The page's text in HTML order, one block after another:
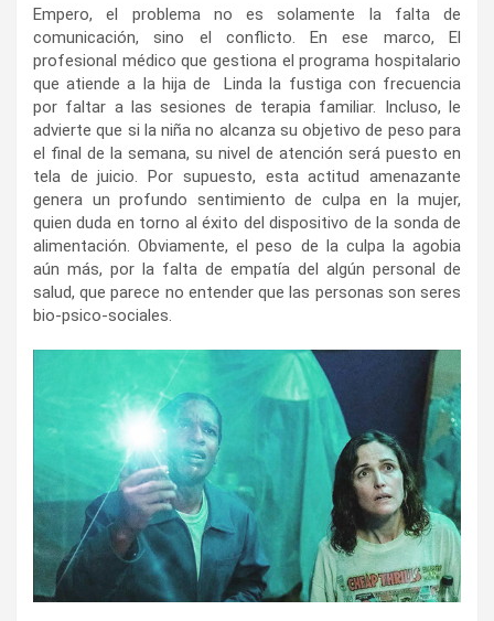
Empero, el problema no es solamente la falta de
comunicación, sino el conflicto. En ese marco, El
profesional médico que gestiona el programa hospitalario
que atiende a la hija de Linda la fustiga con frecuencia
por faltar a las sesiones de terapia familiar. Incluso, le
advierte que si la niña no alcanza su objetivo de peso para
el final de la semana, su nivel de atención será puesto en
tela de juicio. Por supuesto, esta actitud amenazante
genera un profundo sentimiento de culpa en la mujer,
quien duda en torno al éxito del dispositivo de la sonda de
alimentación. Obviamente, el peso de la culpa la agobia
aún más, por la falta de empatía del algún personal de
salud, que parece no entender que las personas son seres
bio-psico-sociales.